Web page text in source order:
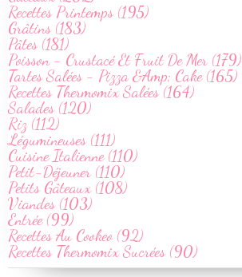
Recettes Printemps (195)
Grâtins (183)
Pâtes (181)
Poisson - Crustacé Et Fruit De Mer (179)
Tartes Salées - Pizza &Amp; Cake (165)
Recettes Thermomix Salées (164)
Salades (120)
Riz (112)
Légumineuses (111)
Cuisine Italienne (110)
Petit-Déjeuner (110)
Petits Gâteaux (108)
Viandes (103)
Entrée (99)
Recettes Au Cookeo (92)
Recettes Thermomix Sucrées (90)